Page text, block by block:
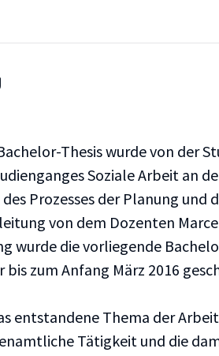
Thesis wurde von der
Soziale Arbeit an
Prozesses der Planung
von dem Dozenten
wurde die vorliegende
bis zum Anfang März 2016
entstandene Thema der
Tätigkeit und die